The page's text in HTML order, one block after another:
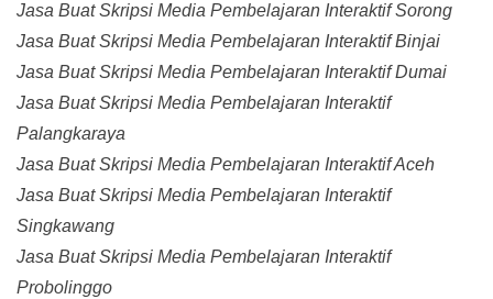
Jasa Buat Skripsi Media Pembelajaran Interaktif Sorong
Jasa Buat Skripsi Media Pembelajaran Interaktif Binjai
Jasa Buat Skripsi Media Pembelajaran Interaktif Dumai
Jasa Buat Skripsi Media Pembelajaran Interaktif
Palangkaraya
Jasa Buat Skripsi Media Pembelajaran Interaktif Aceh
Jasa Buat Skripsi Media Pembelajaran Interaktif
Singkawang
Jasa Buat Skripsi Media Pembelajaran Interaktif
Probolinggo